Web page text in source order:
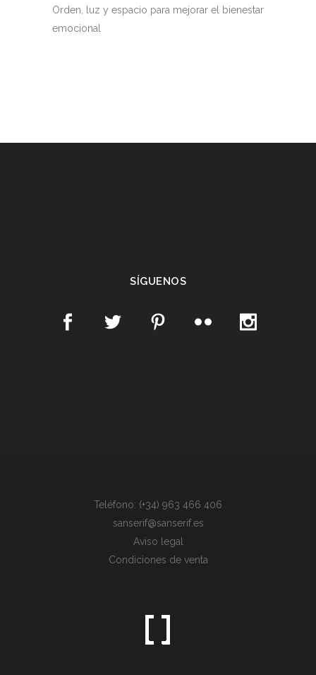
Orden, luz y espacio para mejorar el bienestar
emocional
SÍGUENOS
Teléfono: (+34) 963 466 406
sanserif@sanserif.es
Aviso legal
Condiciones de venta